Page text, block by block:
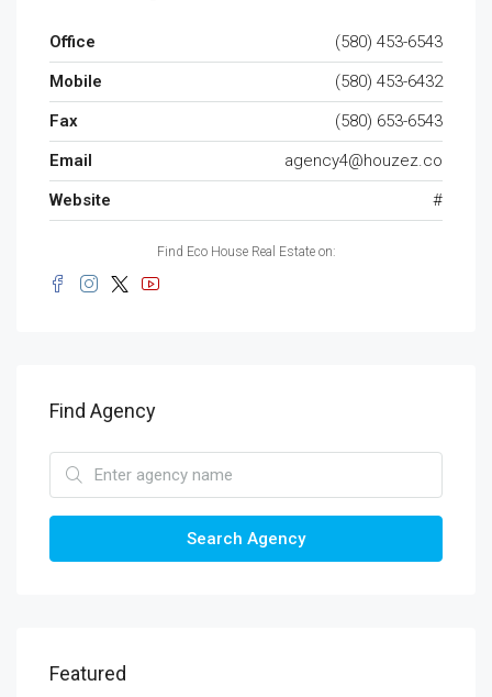
Office
(580) 453-6543
Mobile
(580) 453-6432
Fax
(580) 653-6543
Email
agency4@houzez.co
Website
#
Find Eco House Real Estate on:
Find Agency
Search Agency
Featured